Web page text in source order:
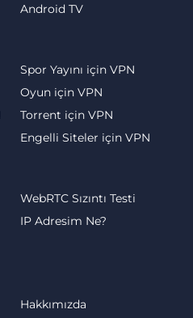
Android TV
Spor Yayını için VPN
Oyun için VPN
Torrent için VPN
Engelli Siteler için VPN
Hakkımızda
WebRTC Sızıntı Testi
IP Adresim Ne?